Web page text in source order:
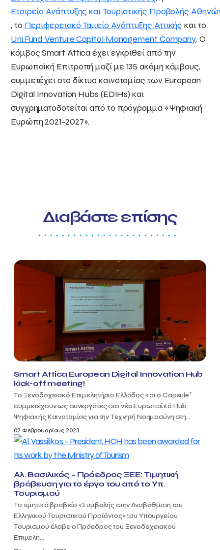
Εταιρεία Ανάπτυξης και Τουριστικής Προβολής
, το Περιφερειακό Ταμείο Ανάπτυξης Αττικής και το
Uni.Fund Venture Capital Management Company. Ο
κόμβος Smart Attica έχει εγκριθεί από την
Ευρωπαϊκή Επιτροπή μαζί με 135 ακόμη κόμβους,
συμμετέχει στο δίκτυο καινοτομίας των European
Digital Innovation Hubs (EDIHs) και
συγχρηματοδοτείται από το πρόγραμμα «Ψηφιακή
Ευρώπη 2021-2027».
Διαβάστε επίσης
Smart Attica European Digital Innovation Hub
kick-off meeting!
Το Ξενοδοχειακό Επιμελητήριο Ελλάδος και ο CapsuleT
συμμετέχουν ως συνεργάτες στο νέο Ευρωπαϊκό Hub
Ψηφιακής Καινοτομίας για την Τεχνητή Νοημοσύνη στη...
02 Φεβρουαρίους 2023
Αλ. Βασιλικός – Πρόεδρος ΞΕΕ: Τιμητική
βράβευση για το έργο του από το Υπ.
Τουρισμού
Το τιμητικό βραβείο «Συμβολής στην Αναβάθμιση του
Ελληνικού Τουριστικού Προϊόντος» του Υπουργείου
Τουρισμού έλαβε ο Πρόεδρος του Ξενοδοχειακού
Επιμελη...